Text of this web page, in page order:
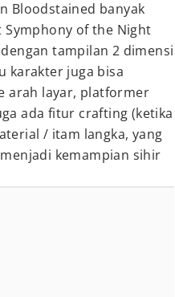
Bloodstained banyak
of the Night
tampilan 2 dimensi
karakter juga bisa
arah layar, platformer
ada fitur crafting (ketika
/ itam langka, yang
kemampian sihir